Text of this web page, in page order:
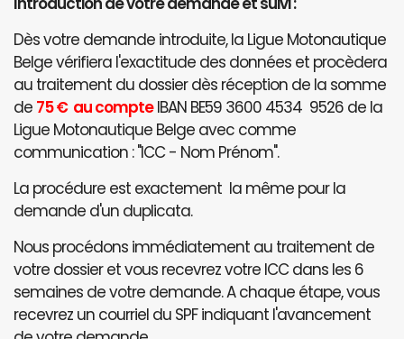
Dès votre demande introduite, la Ligue Motonautique
Belge vérifiera l'exactitude des données et procèdera
au traitement du dossier dès réception de la somme
de 75 € au compteIBAN BE59 3600 4534 9526 de la
Ligue Motonautique Belge avec comme
communication : "ICC - Nom Prénom".
La procédure est exactement la même pour la
demande d'un duplicata.
Nous procédons immédiatement au traitement de
votre dossier et vous recevrez votre ICC dans les 6
semaines de votre demande. A chaque étape, vous
recevrez un courriel du SPF indiquant l'avancement